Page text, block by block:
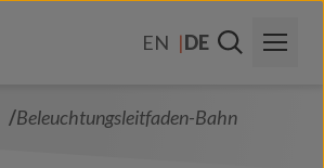
EN
DE
Über Uns
Beleuchtungsleitfaden-Bahn